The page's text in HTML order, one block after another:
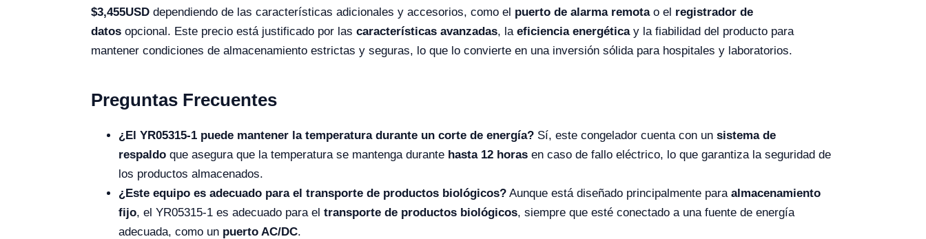
$3,455USD dependiendo de las características adicionales y accesorios, como el puerto de alarma remotao el registrador de
datos opcional. Este precio está justificado por las características avanzadas, la eficiencia energéticay la fiabilidad del producto para
mantener condiciones de almacenamiento estrictas y seguras, lo que lo convierte en una inversión sólida para hospitales y laboratorios.
Preguntas Frecuentes
¿El YR05315-1 puede mantener la temperatura durante un corte de energía? Sí, este congelador cuenta con un sistema de
respaldo que asegura que la temperatura se mantenga durante hasta 12 horas en caso de fallo eléctrico, lo que garantiza la seguridad de
los productos almacenados.
¿Este equipo es adecuado para el transporte de productos biológicos? Aunque está diseñado principalmente para almacenamiento
fijo, el YR05315-1 es adecuado para el transporte de productos biológicos, siempre que esté conectado a una fuente de energía
adecuada, como un puerto AC/DC.